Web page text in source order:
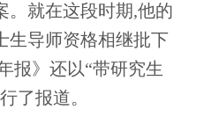
。就在这段时期,他的
生导师资格相继批下
报》还以“带研究生
了报道。